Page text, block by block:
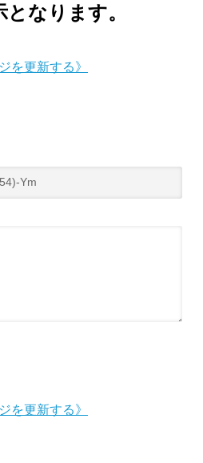
なります。
を更新する》
を更新する》